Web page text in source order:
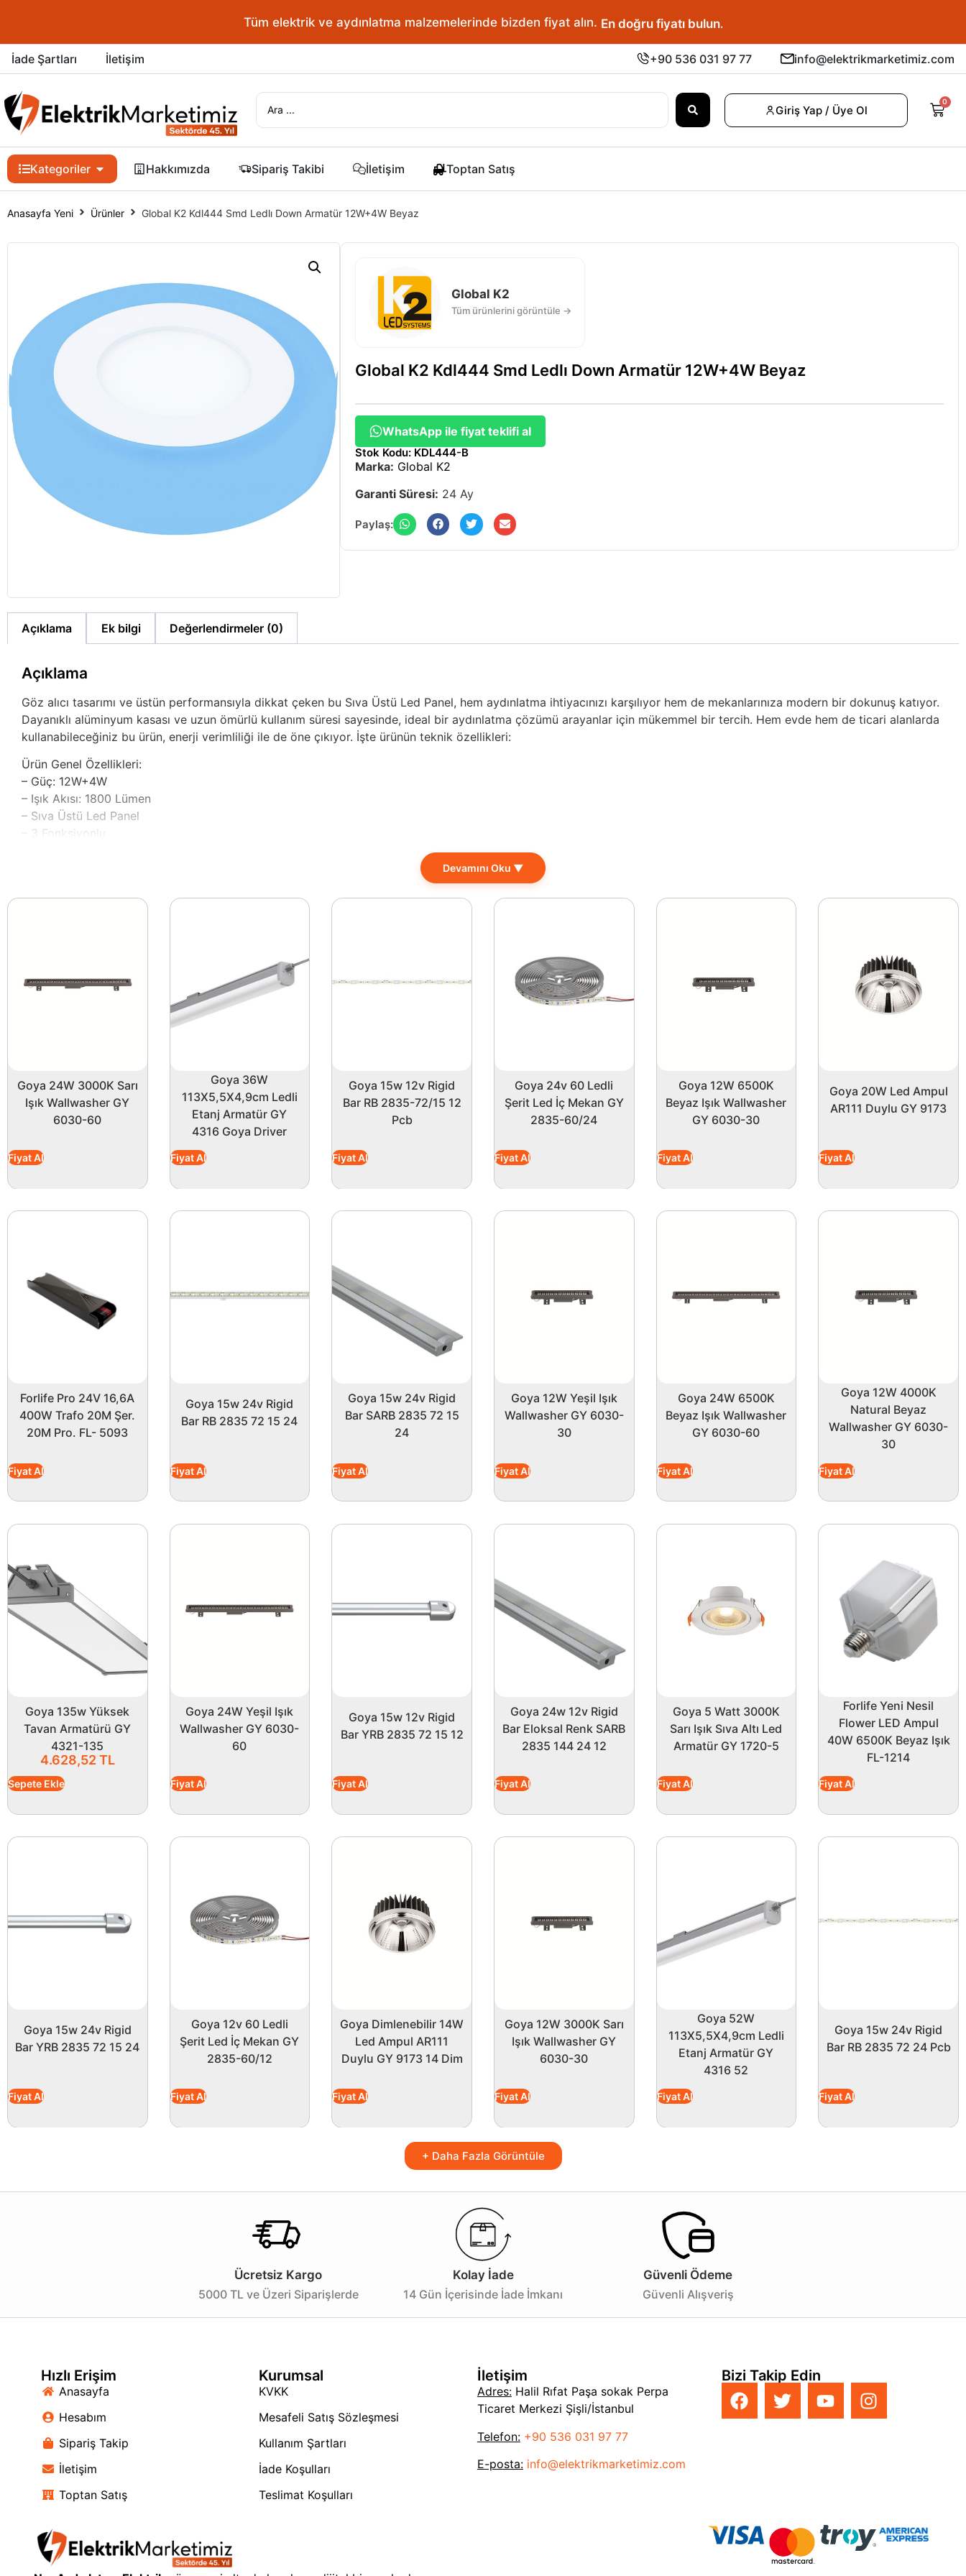
Tüm elektrik ve aydınlatma malzemelerinde bizden fiyat alın. En doğru fiyatı bulun.
İade Şartları İletişim +90 536 031 97 77 info@elektrikmarketimiz.com
Giriş Yap / Üye Ol
0
Kategoriler Hakkımızda Sipariş Takibi İletişim Toptan Satış
Anasayfa Yeni Ürünler Global K2 Kdl444 Smd Ledlı Down Armatür 12W+4W Beyaz
Global K2
Tüm ürünlerini görüntüle →
Global K2 Kdl444 Smd Ledlı Down Armatür 12W+4W Beyaz
WhatsApp ile fiyat teklifi al
Stok Kodu: KDL444-B
Marka: Global K2
Garanti Süresi: 24 Ay
Paylaş:
Açıklama Ek bilgi Değerlendirmeler (0)
Açıklama
Göz alıcı tasarımı ve üstün performansıyla dikkat çeken bu Sıva Üstü Led Panel, hem aydınlatma ihtiyacınızı karşılıyor hem de mekanlarınıza modern bir dokunuş katıyor.
Dayanıklı alüminyum kasası ve uzun ömürlü kullanım süresi sayesinde, ideal bir aydınlatma çözümü arayanlar için mükemmel bir tercih. Hem evde hem de ticari alanlarda
kullanabileceğiniz bu ürün, enerji verimliliği ile de öne çıkıyor. İşte ürünün teknik özellikleri:
Ürün Genel Özellikleri:
– Güç: 12W+4W
– Işık Akısı: 1800 Lümen
– Sıva Üstü Led Panel
– 3 Fonksiyonlu
– SMD 2835 Led Chip
– Kalıklık 3,5 cm
– Işık Rengi: 6500K Beyaz Işık
Bu ürün, ofislerde, mağazalarda, otellerde ve evlerde rahatlıkla tercih edilebilecek kullanım alanlarına sahiptir. 6500K beyaz ışık rengi, mekanlarınızı daha aydınlık ve ferah
Ürünün en önemli avantajlarından biri enerji tasarrufu sağlamasıdır. Yüksek verimli SMD 2835 LED çip teknolojisi sayesinde, düşük enerji tüketimiyle yüksek ışık çıkışını
bir arada sunar. 20.000 saatlik uzun kullanım ömrü, sık sık lamba değiştirme derdinden sizi kurtarır. Yerli üretim olması da kalite güvencesi sunar ve kullanıcı dostu bir
deneyim sağlar.
Bu estetik ve fonksiyonel aydınlatma çözümü ile mekanlarınızı hem şık hale getirin hem de enerji verimli bir tercih yapın. Göz alıcı tasarımı ve üstün özellikleri ile yaşam
alanlarınıza değer katacak bu ürünü kaçırmayın!
Devamını Oku ▼
Goya 24W 3000K Sarı
Işık Wallwasher GY
6030-60
Fiyat Al
Goya 36W
113X5,5X4,9cm Ledli
Etanj Armatür GY
4316 Goya Driver
Fiyat Al
Goya 15w 12v Rigid
Bar RB 2835-72/15 12
Pcb
Fiyat Al
Goya 24v 60 Ledli
Şerit Led İç Mekan GY
2835-60/24
Fiyat Al
Goya 12W 6500K
Beyaz Işık Wallwasher
GY 6030-30
Fiyat Al
Goya 20W Led Ampul
AR111 Duylu GY 9173
Fiyat Al
Forlife Pro 24V 16,6A
400W Trafo 20M Şer.
20M Pro. FL- 5093
Fiyat Al
Goya 15w 24v Rigid
Bar RB 2835 72 15 24
Fiyat Al
Goya 15w 24v Rigid
Bar SARB 2835 72 15
24
Fiyat Al
Goya 12W Yeşil Işık
Wallwasher GY 6030-
30
Fiyat Al
Goya 24W 6500K
Beyaz Işık Wallwasher
GY 6030-60
Fiyat Al
Goya 12W 4000K
Natural Beyaz
Wallwasher GY 6030-
30
Fiyat Al
Goya 135w Yüksek
Tavan Armatürü GY
4321-135
4.628,52TL
Sepete Ekle
Goya 24W Yeşil Işık
Wallwasher GY 6030-
60
Fiyat Al
Goya 15w 12v Rigid
Bar YRB 2835 72 15 12
Fiyat Al
Goya 24w 12v Rigid
Bar Eloksal Renk SARB
2835 144 24 12
Fiyat Al
Goya 5 Watt 3000K
Sarı Işık Sıva Altı Led
Armatür GY 1720-5
Fiyat Al
Forlife Yeni Nesil
Flower LED Ampul
40W 6500K Beyaz Işık
FL-1214
Fiyat Al
Goya 15w 24v Rigid
Bar YRB 2835 72 15 24
Fiyat Al
Goya 12v 60 Ledli
Şerit Led İç Mekan GY
2835-60/12
Fiyat Al
Goya Dimlenebilir 14W
Led Ampul AR111
Duylu GY 9173 14 Dim
Fiyat Al
Goya 12W 3000K Sarı
Işık Wallwasher GY
6030-30
Fiyat Al
Goya 52W
113X5,5X4,9cm Ledli
Etanj Armatür GY
4316 52
Fiyat Al
Goya 15w 24v Rigid
Bar RB 2835 72 24 Pcb
Fiyat Al
+ Daha Fazla Görüntüle
Ücretsiz Kargo
5000 TL ve Üzeri Siparişlerde
Kolay İade
14 Gün İçerisinde İade İmkanı
Güvenli Ödeme
Güvenli Alışveriş
Hızlı Erişim
Anasayfa
Hesabım
Sipariş Takip
İletişim
Toptan Satış
Kurumsal
KVKK
Mesafeli Satış Sözleşmesi
Kullanım Şartları
İade Koşulları
Teslimat Koşulları
İletişim
Adres:Halil Rıfat Paşa sokak Perpa
Ticaret Merkezi Şişli/İstanbul
Telefon: +90 536 031 97 77
E-posta: info@elektrikmarketimiz.com
Bizi Takip Edin